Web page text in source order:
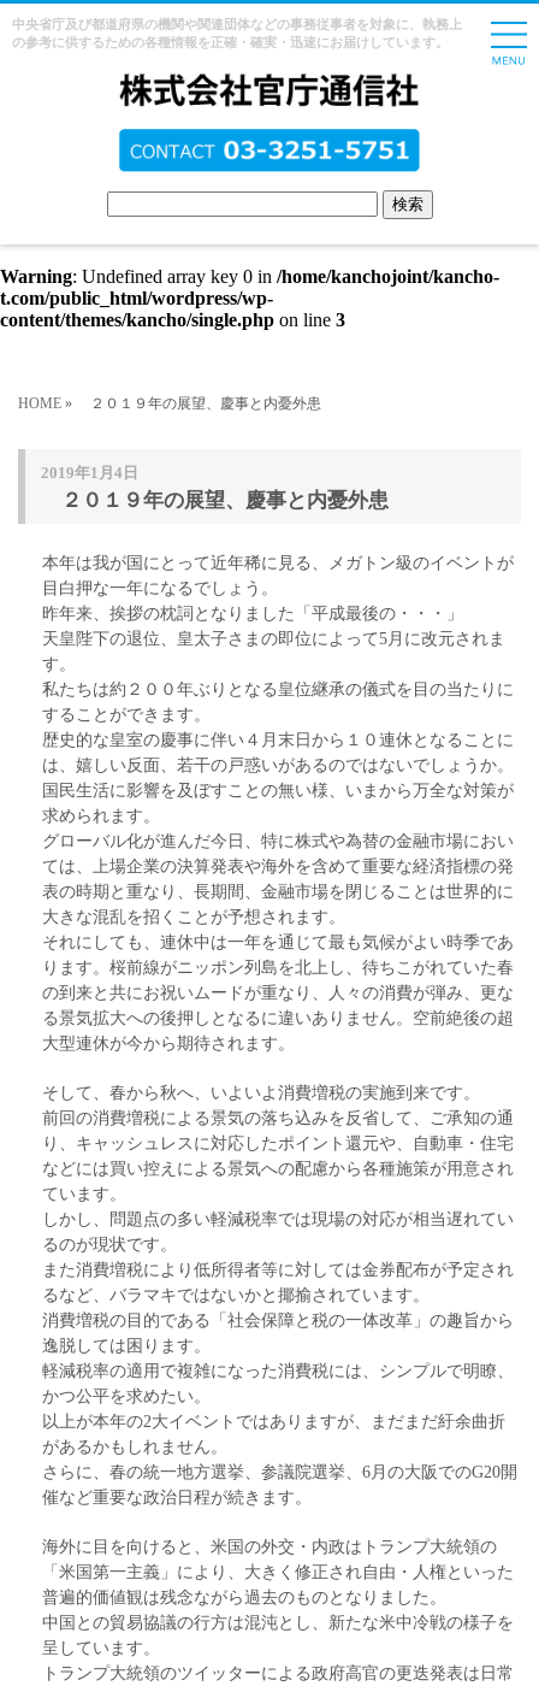
中央省庁及び都道府県の機関や関連団体などの事務従事者を対象に、執務上
の参考に供するための各種情報を正確・確実・迅速にお届けしています。
Warning: Undefined array key 0 in /home/kanchojoint/kancho-
t.com/public_html/wordpress/wp-
content/themes/kancho/single.php on line 3
HOME » ２０１９年の展望、慶事と内憂外患
2019年1月4日
２０１９年の展望、慶事と内憂外患
本年は我が国にとって近年稀に見る、メガトン級のイベントが
目白押な一年になるでしょう。
昨年来、挨拶の枕詞となりました「平成最後の・・・」
天皇陛下の退位、皇太子さまの即位によって5月に改元されま
す。
私たちは約２００年ぶりとなる皇位継承の儀式を目の当たりに
することができます。
歴史的な皇室の慶事に伴い４月末日から１０連休となることに
は、嬉しい反面、若干の戸惑いがあるのではないでしょうか。
国民生活に影響を及ぼすことの無い様、いまから万全な対策が
求められます。
グローバル化が進んだ今日、特に株式や為替の金融市場におい
ては、上場企業の決算発表や海外を含めて重要な経済指標の発
表の時期と重なり、長期間、金融市場を閉じることは世界的に
大きな混乱を招くことが予想されます。
それにしても、連休中は一年を通じて最も気候がよい時季であ
ります。桜前線がニッポン列島を北上し、待ちこがれていた春
の到来と共にお祝いムードが重なり、人々の消費が弾み、更な
る景気拡大への後押しとなるに違いありません。空前絶後の超
大型連休が今から期待されます。
そして、春から秋へ、いよいよ消費増税の実施到来です。
前回の消費増税による景気の落ち込みを反省して、ご承知の通
り、キャッシュレスに対応したポイント還元や、自動車・住宅
などには買い控えによる景気への配慮から各種施策が用意され
ています。
しかし、問題点の多い軽減税率では現場の対応が相当遅れてい
るのが現状です。
また消費増税により低所得者等に対しては金券配布が予定され
るなど、バラマキではないかと揶揄されています。
消費増税の目的である「社会保障と税の一体改革」の趣旨から
逸脱しては困ります。
軽減税率の適用で複雑になった消費税には、シンプルで明瞭、
かつ公平を求めたい。
以上が本年の2大イベントではありますが、まだまだ紆余曲折
があるかもしれません。
さらに、春の統一地方選挙、参議院選挙、6月の大阪でのG20開
催など重要な政治日程が続きます。
海外に目を向けると、米国の外交・内政はトランプ大統領の
「米国第一主義」により、大きく修正され自由・人権といった
普遍的価値観は残念ながら過去のものとなりました。
中国との貿易協議の行方は混沌とし、新たな米中冷戦の様子を
呈しています。
トランプ大統領のツイッターによる政府高官の更迭発表は日常